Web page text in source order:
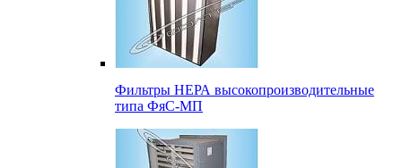
Фильтры НЕРА высокопроизводительные
типа ФяС-МП